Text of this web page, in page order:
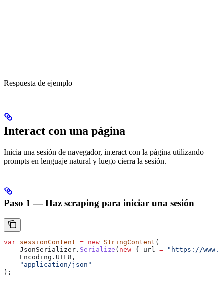
Respuesta de ejemplo
Interact con una página
Inicia una sesión de navegador, interact con la página utilizando
prompts en lenguaje natural y luego cierra la sesión.
Paso 1 — Haz scraping para iniciar una sesión
var sessionContent = new StringContent (
    JsonSerializer
. Serialize ( new { url = "https://
    Encoding
. UTF8 ,
    "application/json"
);